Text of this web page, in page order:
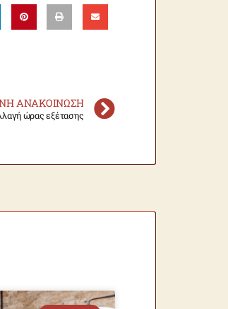
ΑΝΑΚΟΊΝΩΣΗ
ώρας εξέτασης